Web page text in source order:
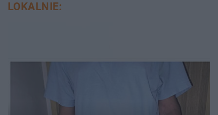
LOKALNIE: